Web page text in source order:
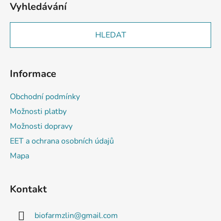
Vyhledávání
HLEDAT
Informace
Obchodní podmínky
Možnosti platby
Možnosti dopravy
EET a ochrana osobních údajů
Mapa
Kontakt
biofarmzlin@gmail.com